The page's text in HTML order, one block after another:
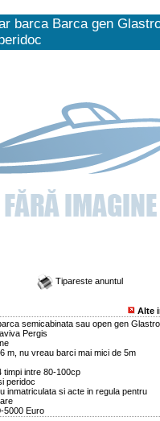
barca Barca gen
Tipareste anuntul
Alte
semicabinata sau open gen
Pergis
m, nu vreau barci mai mici de 5m
timpi intre 80-100cp
peridoc
inmatriculata si acte in regula pentru
5000 Euro